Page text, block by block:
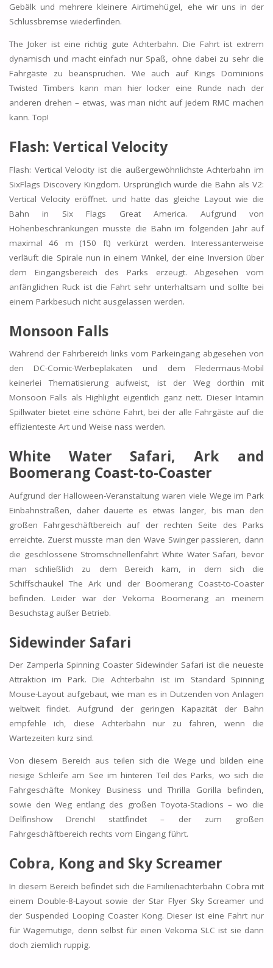
Gebälk und mehrere kleinere Airtimehügel, ehe wir uns in der
Schlussbremse wiederfinden.
The Joker ist eine richtig gute Achterbahn. Die Fahrt ist extrem
dynamisch und macht einfach nur Spaß, ohne dabei zu sehr die
Fahrgäste zu beanspruchen. Wie auch auf Kings Dominions
Twisted Timbers kann man hier locker eine Runde nach der
anderen drehen – etwas, was man nicht auf jedem RMC machen
kann. Top!
Flash: Vertical Velocity
Flash: Vertical Velocity ist die außergewöhnlichste Achterbahn im
SixFlags Discovery Kingdom. Ursprünglich wurde die Bahn als V2:
Vertical Velocity eröffnet. und hatte das gleiche Layout wie die
Bahn in Six Flags Great America. Aufgrund von
Höhenbeschränkungen musste die Bahn im folgenden Jahr auf
maximal 46 m (150 ft) verkürzt werden. Interessanterweise
verläuft die Spirale nun in einem Winkel, der eine Inversion über
dem Eingangsbereich des Parks erzeugt. Abgesehen vom
anfänglichen Ruck ist die Fahrt sehr unterhaltsam und sollte bei
einem Parkbesuch nicht ausgelassen werden.
Monsoon Falls
Während der Fahrbereich links vom Parkeingang abgesehen von
den DC-Comic-Werbeplakaten und dem Fledermaus-Mobil
keinerlei Thematisierung aufweist, ist der Weg dorthin mit
Monsoon Falls als Highlight eigentlich ganz nett. Dieser Intamin
Spillwater bietet eine schöne Fahrt, bei der alle Fahrgäste auf die
effizienteste Art und Weise nass werden.
White Water Safari, Ark and
Boomerang Coast-to-Coaster
Aufgrund der Halloween-Veranstaltung waren viele Wege im Park
Einbahnstraßen, daher dauerte es etwas länger, bis man den
großen Fahrgeschäftbereich auf der rechten Seite des Parks
erreichte. Zuerst musste man denWave Swingerpassieren, dann
die geschlossene Stromschnellenfahrt White Water Safari,
bevor
man schließlich zu dem Bereich kam, in dem sich die
SchiffschaukelThe Ark und der Boomerang Coast-to-Coaster
befinden. Leider war der Vekoma Boomerang an meinem
Besuchstag außer Betrieb.
Sidewinder Safari
Der Zamperla Spinning Coaster Sidewinder Safari ist die neueste
Attraktion im Park. Die Achterbahn ist im Standard Spinning
Mouse-Layout aufgebaut, wie man es in Dutzenden von Anlagen
weltweit findet. Aufgrund der geringen Kapazität der Bahn
empfehle ich, diese Achterbahn nur zu fahren, wenn die
Wartezeiten kurz sind.
Von diesem Bereich aus teilen sich die Wege und bilden eine
riesige Schleife am See im hinteren Teil des Parks, wo sich die
Fahrgeschäfte Monkey Business undThrilla Gorilla befinden,
sowie den Weg entlang des großen Toyota-Stadions – wo die
Delfinshow Drench! stattfindet – der zum großen
Fahrgeschäftbereich rechts vom Eingang führt.
Cobra, Kong and Sky Screamer
In diesem Bereich befindet sich die Familienachterbahn Cobra mit
einem Double-8-Layout sowie der Star Flyer Sky Screamer und
der Suspended Looping Coaster Kong. Dieser ist eine Fahrt nur
für Wagemutige, denn selbst für einen Vekoma SLC ist sie dann
doch ziemlich ruppig.